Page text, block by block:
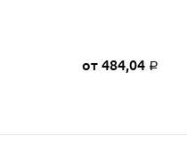
от 484,04 Р